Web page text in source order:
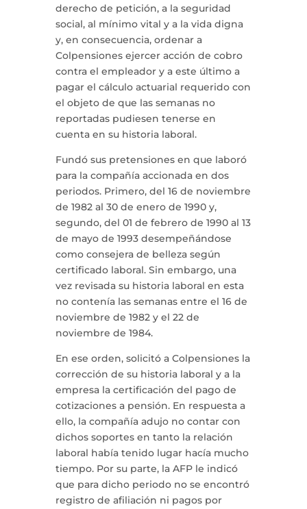
derecho de petición, a la seguridad
social, al mínimo vital y a la vida digna
y, en consecuencia, ordenar a
Colpensiones ejercer acción de cobro
contra el empleador y a este último a
pagar el cálculo actuarial requerido con
el objeto de que las semanas no
reportadas pudiesen tenerse en
cuenta en su historia laboral.
Fundó sus pretensiones en que laboró
para la compañía accionada en dos
periodos. Primero, del 16 de noviembre
de 1982 al 30 de enero de 1990 y,
segundo, del 01 de febrero de 1990 al 13
de mayo de 1993 desempeñándose
como consejera de belleza según
certificado laboral. Sin embargo, una
vez revisada su historia laboral en esta
no contenía las semanas entre el 16 de
noviembre de 1982 y el 22 de
noviembre de 1984.
En ese orden, solicitó a Colpensiones la
corrección de su historia laboral y a la
empresa la certificación del pago de
cotizaciones a pensión. En respuesta a
ello, la compañía adujo no contar con
dichos soportes en tanto la relación
laboral había tenido lugar hacía mucho
tiempo. Por su parte, la AFP le indicó
que para dicho periodo no se encontró
registro de afiliación ni pagos por